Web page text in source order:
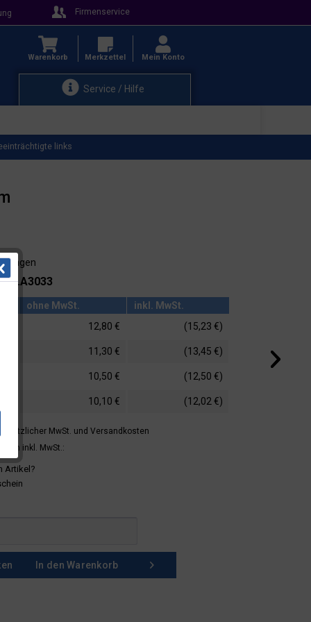
Firmenservice
Service / Hilfe
Warenkorb Merkzettel Mein Konto
links
Tagen
ohne MwSt.
inkl. MwSt.
12,80 €
(15,23 €)
11,30 € (13,45 €)
10,50 € (12,50 €)
10,10 € (12,02 €)
MwSt. und Versandkosten
inkl. MwSt.:
Artikel?
In den Warenkorb